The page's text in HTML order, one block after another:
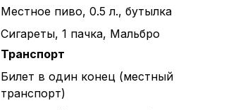
Местное пиво, 0.5 л., бутылка
Сигареты, 1 пачка, Мальбро
Транспорт
Билет в один конец (местный
транспорт)